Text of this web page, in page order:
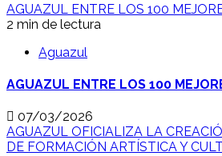
AGUAZUL ENTRE LOS 100
2 min de lectura
Aguazul
AGUAZUL ENTRE LOS 100
07/03/2026
AGUAZUL OFICIALIZA LA
DE FORMACIÓN ARTÍSTICA Y